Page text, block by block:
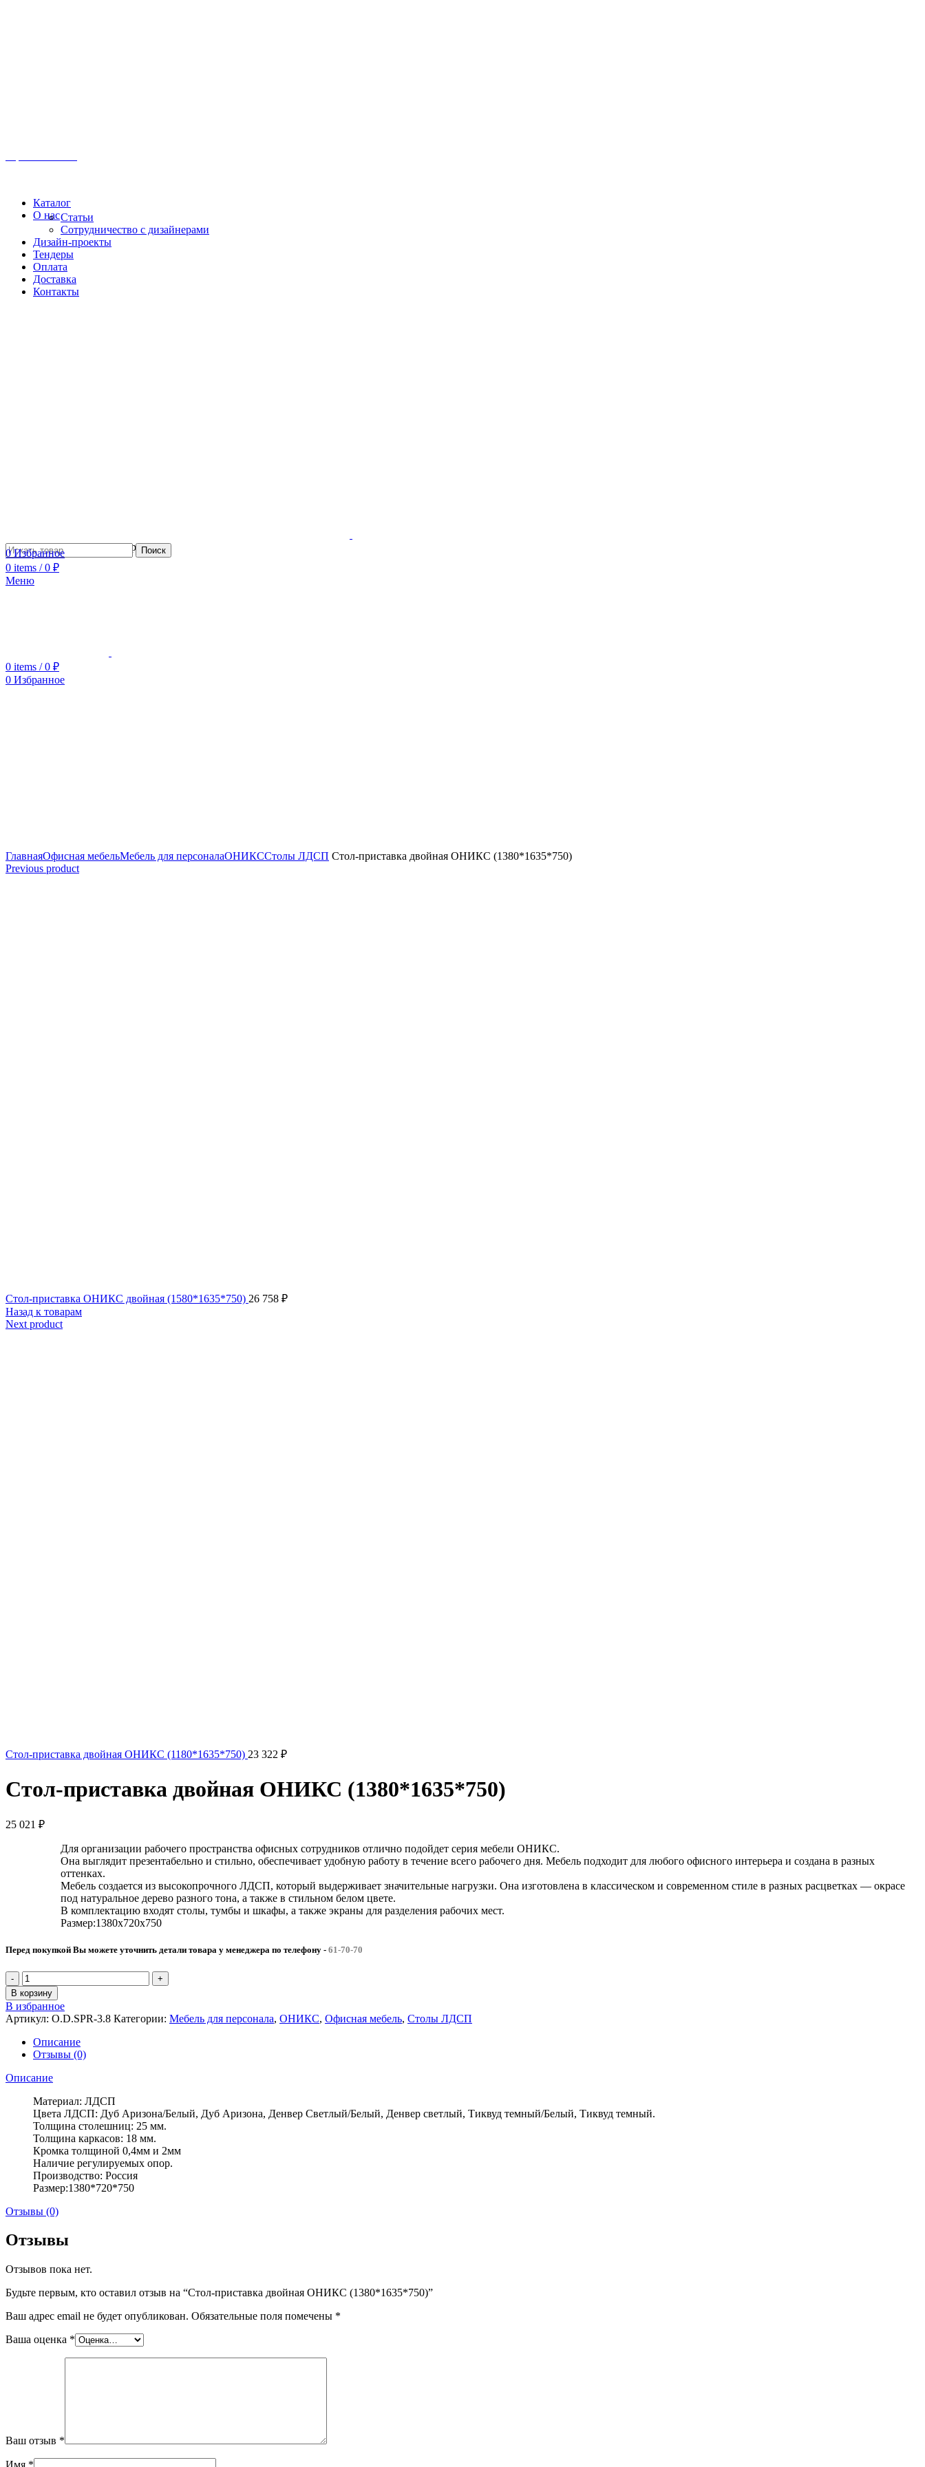
Каталог
О насСтатьи
Сотрудничество с дизайнерами
Дизайн-проекты
Тендеры
Оплата
Доставка
Контакты
Сотрудничество с дизайнерамиПоиск
0Избранное
0 items / 0 ₽
Меню
0 items / 0 ₽
0 Избранное
ГлавнаяОфисная мебельМебель для персоналаОНИКССтолы ЛДСП Стол-приставка двойная ОНИКС (1380*1635*750)
Previous product
Стол-приставка ОНИКС двойная (1580*1635*750) 26 758 ₽
Назад к товарам
Next product
Стол-приставка двойная ОНИКС (1180*1635*750) 23 322 ₽
Стол-приставка двойная ОНИКС (1380*1635*750)
25 021 ₽
Для организации рабочего пространства офисных сотрудников отлично подойдет серия мебели ОНИКС.
Она выглядит презентабельно и стильно, обеспечивает удобную работу в течение всего рабочего дня. Мебель подходит для любого офисного интерьера и создана в разных
оттенках.
Мебель создается из высокопрочного ЛДСП, который выдерживает значительные нагрузки. Она изготовлена в классическом и современном стиле в разных расцветках — окрасе
под натуральное дерево разного тона, а также в стильном белом цвете.
В комплектацию входят столы, тумбы и шкафы, а также экраны для разделения рабочих мест.
Размер:1380х720х750
Перед покупкой Вы можете уточнить детали товара у менеджера по телефону - 61-70-70
В корзину
В избранное
Артикул: O.D.SPR-3.8 Категории: Мебель для персонала, ОНИКС, Офисная мебель, Столы ЛДСП
Описание
Отзывы (0)
Описание
Материал: ЛДСП
Цвета ЛДСП: Дуб Аризона/Белый, Дуб Аризона, Денвер Светлый/Белый, Денвер светлый, Тиквуд темный/Белый, Тиквуд темный.
Толщина столешниц: 25 мм.
Толщина каркасов: 18 мм.
Кромка толщиной 0,4мм и 2мм
Наличие регулируемых опор.
Производство: Россия
Размер:1380*720*750
Отзывы (0)
Отзывы
Отзывов пока нет.
Будьте первым, кто оставил отзыв на “Стол-приставка двойная ОНИКС (1380*1635*750)”
Ваш адрес email не будет опубликован. Обязательные поля помечены *
Ваша оценка *
Ваш отзыв *